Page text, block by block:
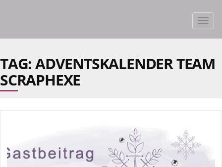
TAG: ADVENTSKALENDER TEAM
SCRAPHEXE